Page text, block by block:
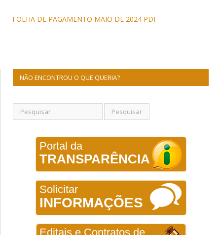
FOLHA DE PAGAMENTO MAIO DE 2024 PDF
NÃO ENCONTROU O QUE QUERIA?
Portal da
TRANSPARÊNCIA
Solicitar
INFORMAÇÕES
Editais e Contratos de